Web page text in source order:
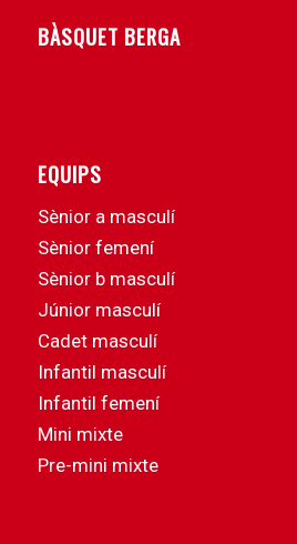
BÀSQUET BERGA
EQUIPS
Sènior a masculí
Sènior femení
Sènior b masculí
Júnior masculí
Cadet masculí
Infantil masculí
Infantil femení
Mini mixte
Pre-mini mixte